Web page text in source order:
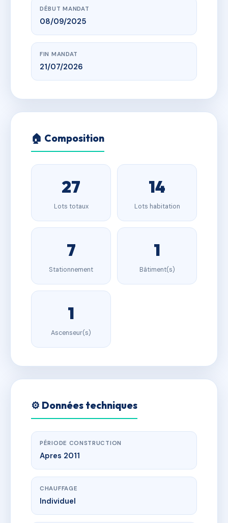
DÉBUT MANDAT
08/09/2025
FIN MANDAT
21/07/2026
🏠 Composition
27
Lots totaux
14
Lots habitation
7
Stationnement
1
Bâtiment(s)
1
Ascenseur(s)
⚙️ Données techniques
PÉRIODE CONSTRUCTION
Apres 2011
CHAUFFAGE
Individuel